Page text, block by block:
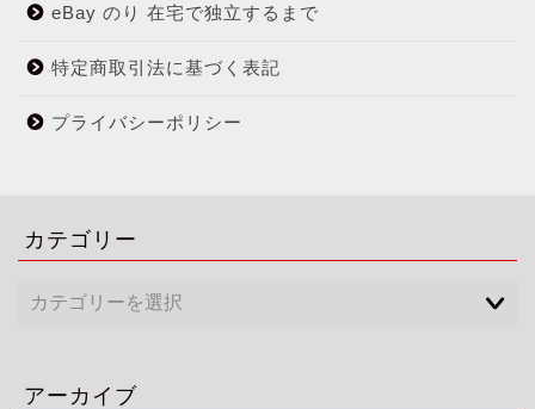
eBay のり 在宅で独立するまで
特定商取引法に基づく表記
プライバシーポリシー
カテゴリー
アーカイブ